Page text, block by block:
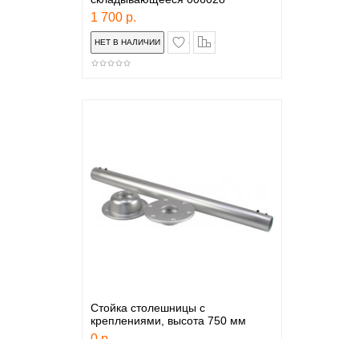
1 700 р.
в закладки
Стойка столешницы с
креплениями, высота 750 мм